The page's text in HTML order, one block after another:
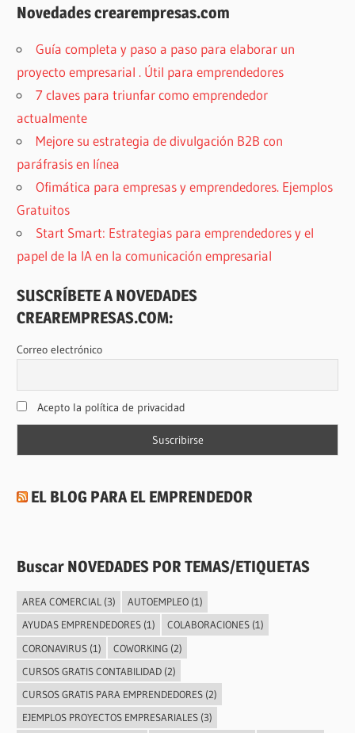
Novedades crearempresas.com
Guía completa y paso a paso para elaborar un
proyecto empresarial . Útil para emprendedores
7 claves para triunfar como emprendedor
actualmente
Mejore su estrategia de divulgación B2B con
paráfrasis en línea
Ofimática para empresas y emprendedores. Ejemplos
Gratuitos
Start Smart: Estrategias para emprendedores y el
papel de la IA en la comunicación empresarial
SUSCRÍBETE A NOVEDADES
CREAREMPRESAS.COM:
Correo electrónico
Acepto la política de privacidad
EL BLOG PARA EL EMPRENDEDOR
Buscar NOVEDADES POR TEMAS/ETIQUETAS
AREA COMERCIAL(3) AUTOEMPLEO(1)
AYUDAS EMPRENDEDORES(1) COLABORACIONES(1)
CORONAVIRUS(1) COWORKING(2)
CURSOS GRATIS CONTABILIDAD(2)
CURSOS GRATIS PARA EMPRENDEDORES(2)
EJEMPLOS PROYECTOS EMPRESARIALES(3)